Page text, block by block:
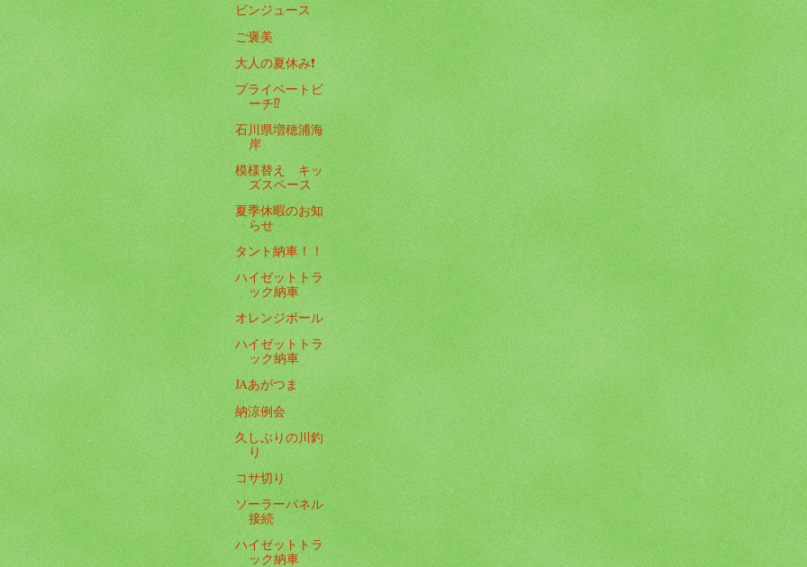
ビンジュース
ご褒美
大人の夏休み❗️
プライベートビ
ーチ⁉️
石川県増穂浦海
岸
模様替え キッ
ズスペース
夏季休暇のお知
らせ
タント納車！！
ハイゼットトラ
ック納車
オレンジボール
ハイゼットトラ
ック納車
JAあがつま
納涼例会
久しぶりの川釣
り
コサ切り
ソーラーパネル
接続
ハイゼットトラ
ック納車